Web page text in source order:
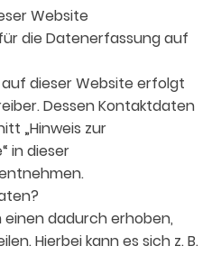
Website
die Datenerfassung auf
dieser Website erfolgt
Dessen Kontaktdaten
„Hinweis zur
in dieser
dadurch erhoben,
Hierbei kann es sich z. B.